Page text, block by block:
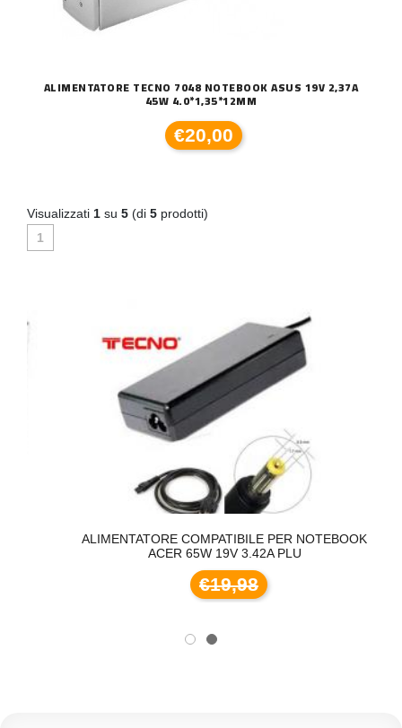
ALIMENTATORE TECNO 7048 NOTEBOOK ASUS 19V 2,37A
45W 4.0*1,35*12MM
€20,00
Visualizzati 1 su 5 (di 5 prodotti)
1
ALIMENTATORE COMPATIBILE PER NOTEBOOK
ACER 65W 19V 3.42A PLU
€19,98